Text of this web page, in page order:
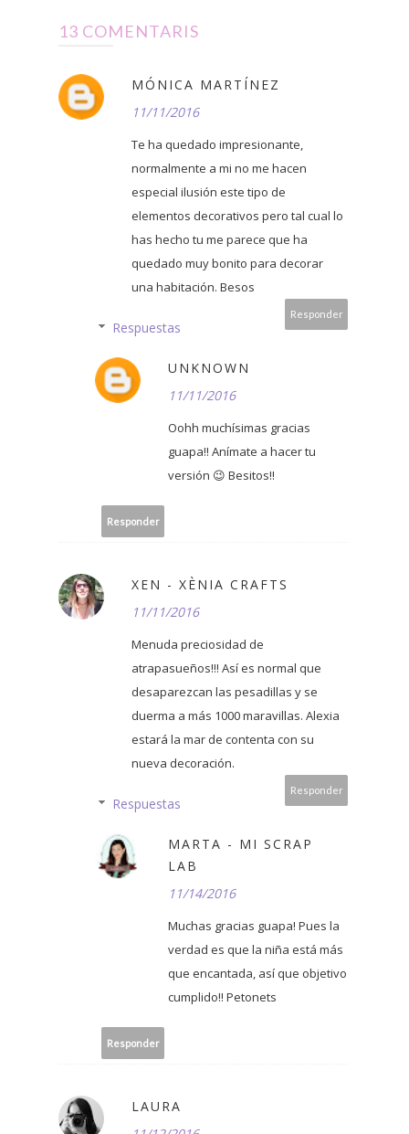
13 COMENTARIS
MÓNICA MARTÍNEZ
11/11/2016
Te ha quedado impresionante,
normalmente a mi no me hacen
especial ilusión este tipo de
elementos decorativos pero tal cual lo
has hecho tu me parece que ha
quedado muy bonito para decorar
una habitación. Besos
Responder
Respuestas
UNKNOWN
11/11/2016
Oohh muchísimas gracias
guapa!! Anímate a hacer tu
versión 😉 Besitos!!
Responder
XEN - XÈNIA CRAFTS
11/11/2016
Menuda preciosidad de
atrapasueños!!! Así es normal que
desaparezcan las pesadillas y se
duerma a más 1000 maravillas. Alexia
estará la mar de contenta con su
nueva decoración.
Responder
Respuestas
MARTA - MI SCRAP
LAB
11/14/2016
Muchas gracias guapa! Pues la
verdad es que la niña está más
que encantada, así que objetivo
cumplido!! Petonets
Responder
LAURA